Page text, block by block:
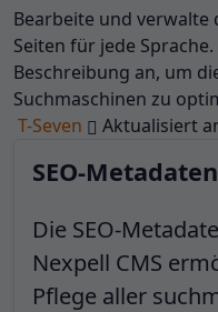
Bearbeite und verwalte
Seiten für jede
Beschreibung an, um
Suchmaschinen zu
T-Seven
Aktualisiert
SEO-
Die SEO-
Nexpell CMS
Pflege aller